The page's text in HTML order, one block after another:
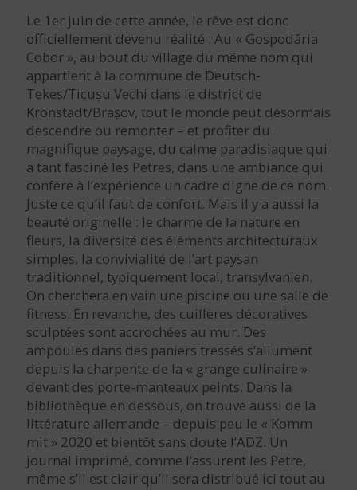
Le 1er juin de cette année, le rêve est donc
officiellement devenu réalité : Au « Gospodăria
Cobor », au bout du village du même nom qui
appartient à la commune de Deutsch-
Tekes/Ticușu Vechi dans le district de
Kronstadt/Brașov, tout le monde peut désormais
descendre ou remonter – et profiter du
magnifique paysage, du calme paradisiaque qui
a tant fasciné les Petres, dans une ambiance qui
confère à l’expérience un cadre digne de ce nom.
Juste ce qu’il faut de confort. Mais il y a aussi la
beauté originelle : le charme de la nature en
fleurs, la diversité des éléments architecturaux
simples, la convivialité de l’art paysan
traditionnel, typiquement local, transylvanien.
On cherchera en vain une piscine ou une salle de
fitness. En revanche, des cuillères décoratives
sculptées sont accrochées au mur. Des
ampoules dans des paniers tressés s’allument
depuis la charpente de la « grange culinaire »
devant des porte-manteaux peints. Dans la
bibliothèque en dessous, on trouve aussi de la
littérature allemande – depuis peu le « Komm
mit » 2020 et bientôt sans doute l’ADZ. Un
journal imprimé, comme l’assurent les Petre,
même s’il est clair qu’il sera distribué ici tout au